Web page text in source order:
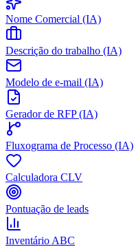
Nome Comercial (IA)
Descrição do trabalho (IA)
Modelo de e-mail (IA)
Gerador de RFP (IA)
Fluxograma de Processo (IA)
Calculadora CLV
Pontuação de leads
Inventário ABC